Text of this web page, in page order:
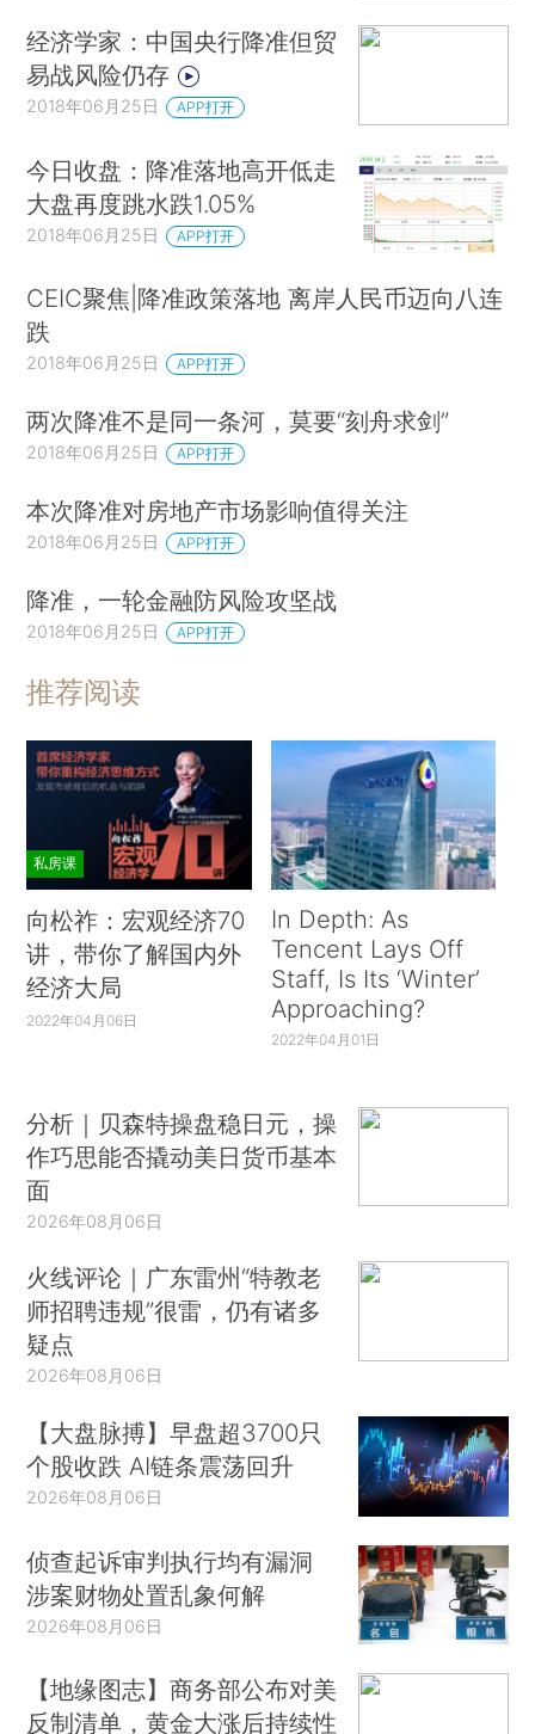
经济学家：中国央行降准但贸
易战风险仍存
2018年06月25日 APP打开
今日收盘：降准落地高开低走
大盘再度跳水跌1.05%
2018年06月25日 APP打开
CEIC聚焦|降准政策落地 离岸人民币迈向八连
跌
2018年06月25日 APP打开
两次降准不是同一条河，莫要“刻舟求剑”
2018年06月25日 APP打开
本次降准对房地产市场影响值得关注
2018年06月25日 APP打开
降准，一轮金融防风险攻坚战
2018年06月25日 APP打开
推荐阅读
私房课
向松祚：宏观经济70
讲，带你了解国内外
经济大局
2022年04月06日
In Depth: As
Tencent Lays Off
Staff, Is Its ‘Winter’
Approaching?
2022年04月01日
分析｜贝森特操盘稳日元，操
作巧思能否撬动美日货币基本
面
2026年08月06日
火线评论｜广东雷州“特教老
师招聘违规”很雷，仍有诸多
疑点
2026年08月06日
【大盘脉搏】早盘超3700只
个股收跌 AI链条震荡回升
2026年08月06日
侦查起诉审判执行均有漏洞
涉案财物处置乱象何解
2026年08月06日
【地缘图志】商务部公布对美
反制清单，黄金大涨后持续性